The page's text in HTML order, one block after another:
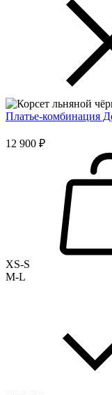
Платье-комбинация
12 900 ₽
XS-S
M-L